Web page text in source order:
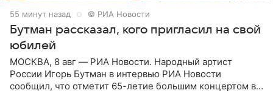
55 минут назад © РИА Новости
Бутман рассказал, кого пригласил на свой
юбилей
МОСКВА, 8 авг — РИА Новости. Народный артист
России Игорь Бутман в интервью РИА Новости
сообщил, что отметит 65-летие большим концертом в